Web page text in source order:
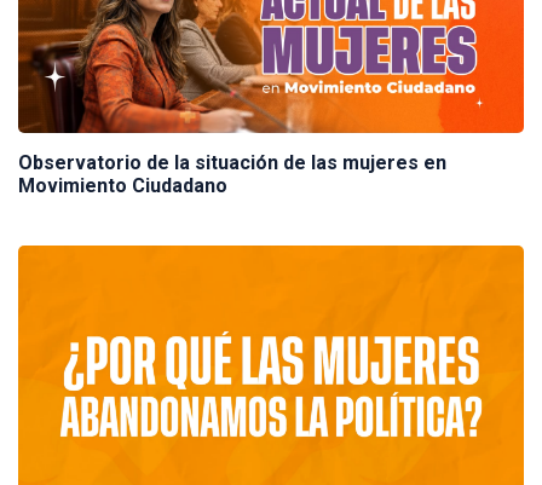
Observatorio de la situación de las mujeres en
Movimiento Ciudadano